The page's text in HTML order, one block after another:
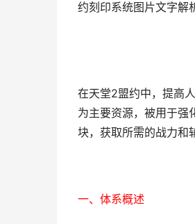
约刻印系统图片文字解
在天堂2盟约中，提高
为主要资源，被用于强
块，获取所需的战力和
一、体系概述